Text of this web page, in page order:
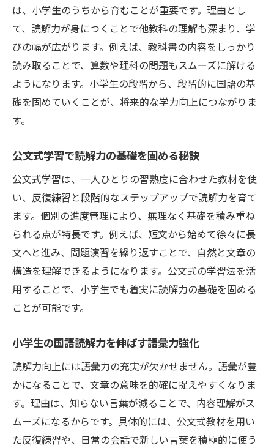
は、小学生のうちから育むことが重要です。理由とし
て、読解力が身につくことで他教科の理解も深まり、学
びの幅が広がります。例えば、教科書の内容をしっかり
読み取ることで、算数や理科の問題もスムーズに解ける
ようになります。小学生の段階から、段階的に国語の基
礎を固めていくことが、将来的な学力向上につながりま
す。
公文式学習で読解力の基礎を固める秘訣
公文式学習は、一人ひとりの習熟度に合わせた教材を使
い、反復練習と段階的なステップアップで読解力を育て
ます。個別の進度管理により、無理なく基礎を積み重ね
られる点が特長です。例えば、短文から始めて徐々に長
文へと進み、問題演習を繰り返すことで、自然と文章の
構造を理解できるようになります。公文式の学習法を活
用することで、小学生でも着実に読解力の基礎を固める
ことが可能です。
小学生の国語読解力を伸ばす語彙力強化
読解力向上には語彙力の充実が欠かせません。語彙が豊
かになることで、文章の意味を的確に捉えやすくなりま
す。理由は、知らない言葉が減ることで、内容理解がス
ムーズになるからです。具体的には、公文式教材を用い
た反復練習や、日常の会話で新しい言葉を積極的に使う